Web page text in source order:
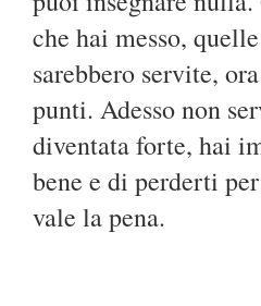
che hai messo,
sarebbero servite,
punti. Adesso non
diventata forte, hai
bene e di perderti
vale la pena.